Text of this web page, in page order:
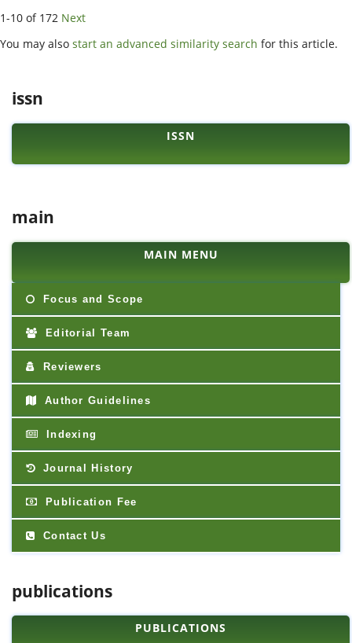
1-10 of 172 Next
You may also start an advanced similarity search for this article.
issn
ISSN
main
MAIN MENU
Focus and Scope
Editorial Team
Reviewers
Author Guidelines
Indexing
Journal History
Publication Fee
Contact Us
publications
PUBLICATIONS